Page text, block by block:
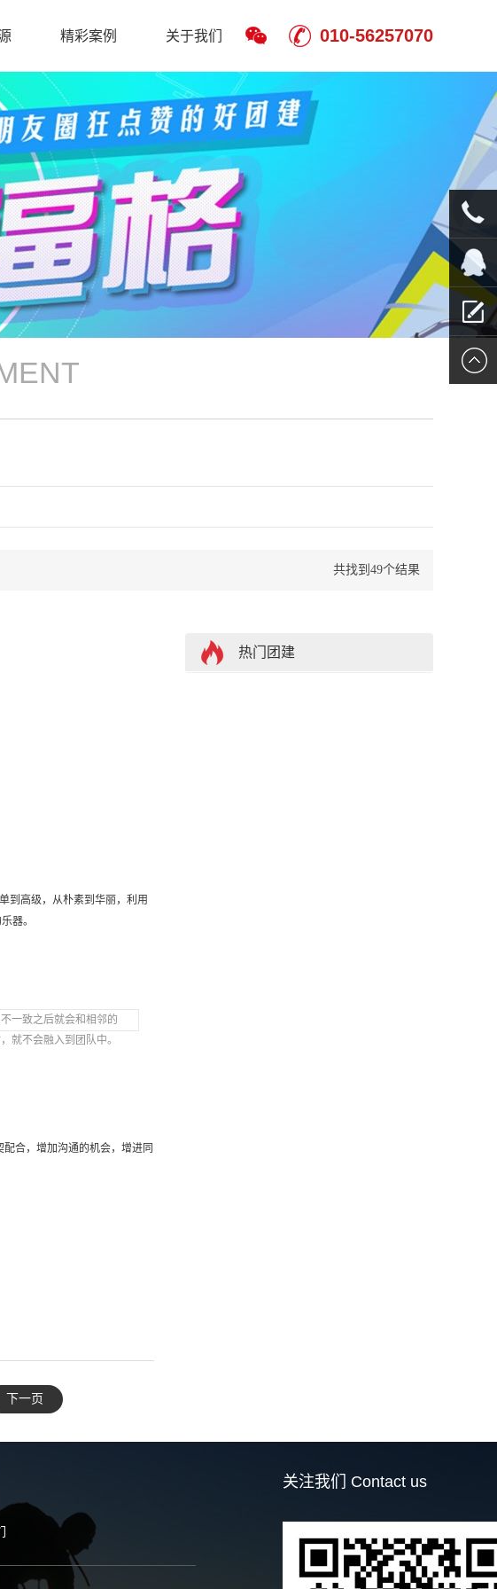
精彩案例 关于我们 010-56257070
共找到49个结果
到高级，从朴素到华丽，利用
器。
一致之后就会和相邻的
就不会融入到团队中。
合，增加沟通的机会，增进同
热门团建
下一页
010-
QQ客服
留言报
关注我们 Contact us